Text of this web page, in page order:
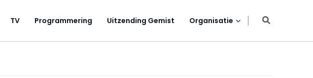
TV Programmering Uitzending Gemist Organisatie